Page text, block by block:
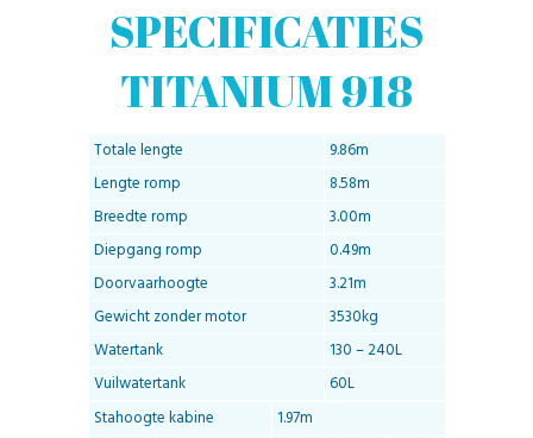
SPECIFICATIES
TITANIUM 918
Totale lengte
9.86m
Lengte romp
8.58m
Breedte romp
3.00m
Diepgang romp
0.49m
Doorvaarhoogte
3.21m
Gewicht zonder motor
3530kg
Watertank
130 – 240L
Vuilwatertank
60L
Stahoogte kabine
1.97m